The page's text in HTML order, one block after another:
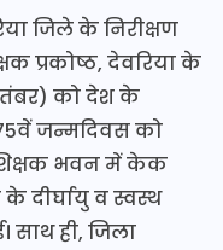
जिले के निरीक्षण
प्रकोष्ठ, देवरिया के
को देश के
75वें जन्मदिवस को
भवन में केक
दीर्घायु व स्वस्थ
ही, जिला